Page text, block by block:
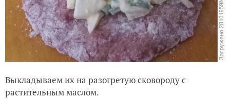
Выкладываем их на разогретую сковороду с
растительным маслом.